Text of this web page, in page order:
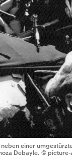
einer
Debayle. © picture-